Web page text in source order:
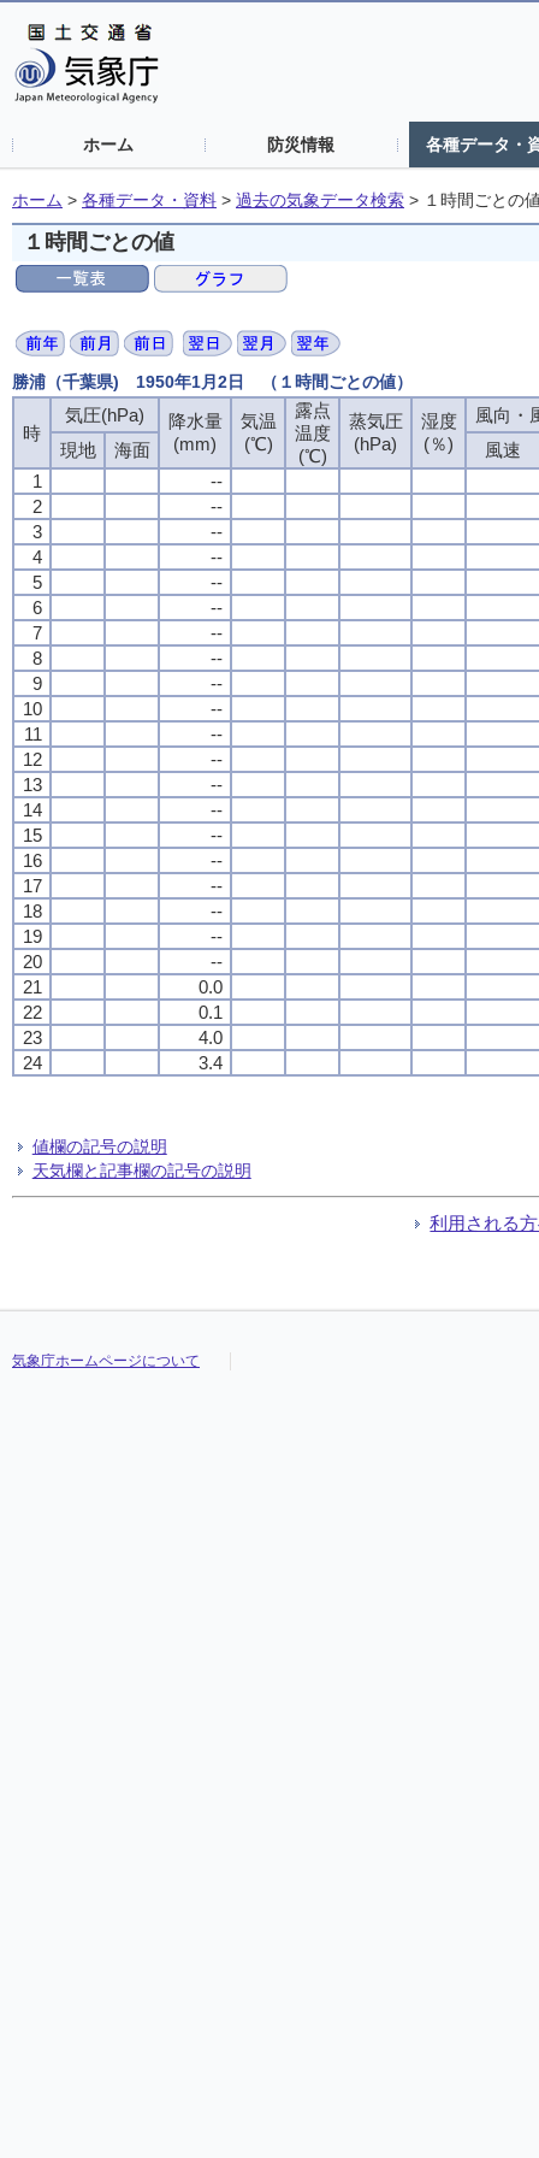
ホーム 防災情報 各種データ・
ホーム > 各種データ・資料 > 過去の気象データ検索 > １時間ごとの
１時間ごとの値
勝浦（千葉県) 1950年1月2日 （１時間ごとの値）
時
気圧(hPa)
降水量
(mm)
気温
(℃)
露点
温度
(℃)
蒸気圧
(hPa)
湿度
(％)
風向・
現地
海面
風速
1
--
2
--
3
--
4
--
5
--
6
--
7
--
8
--
9
--
10
--
11
--
12
--
13
--
14
--
15
--
16
--
17
--
18
--
19
--
20
--
21
0.0
22
0.1
23
4.0
24
3.4
値欄の記号の説明
天気欄と記事欄の記号の説明
利用される
気象庁ホームページについて